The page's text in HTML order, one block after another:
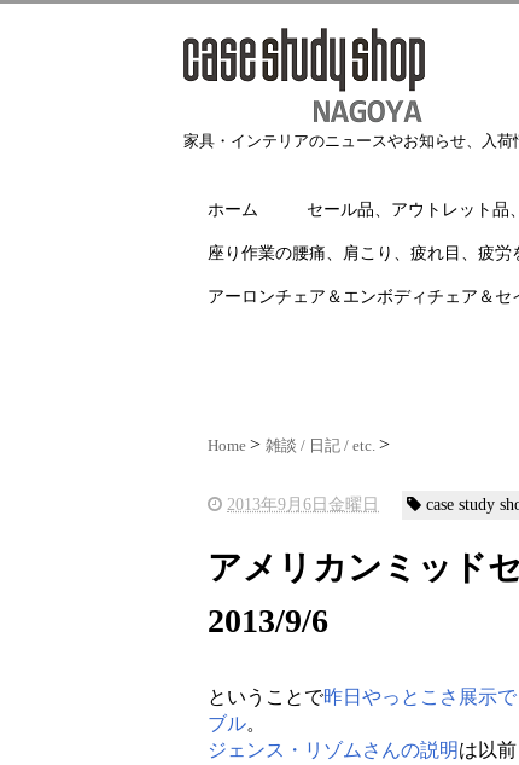
家具・インテリアのニュースやお知らせ、入
ホーム セール品、アウトレット品
座り作業の腰痛、肩こり、疲れ目、疲
アーロンチェア＆エンボディチェア＆
Home 雑談 / 日記 / etc.
2013年9月6日金曜日 case study
アメリカンミッド
2013/9/6
ということで昨日やっとこさ展示
ブル。
ジェンス・リゾムさんの説明は以